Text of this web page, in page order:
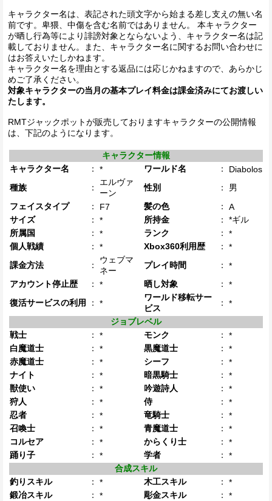
キャラクター名は、表記された頭文字から始まる差し支えの無い名
前です。卑猥、中傷を含む名前ではありません。 本キャラクター
が晒し行為等により誹謗対象とならないよう、キャラクター名は記
載しておりません。また、キャラクター名に関するお問い合わせに
はお答えいたしかねます。
キャラクター名を理由とする返品には応じかねますので、あらかじ
めご了承ください。
対象キャラクターの当月の基本プレイ料金は課金済みにてお渡しい
たします。
RMTジャックポットが販売しておりますキャラクターの公開情報
は、下記のようになります。
キャラクター情報
キャラクター名
： * ワールド名 ：
Diabolos
種族
：
エルヴァ
ーン
性別 ：
男
フェイスタイプ
： F7 髪の色 ：
A
サイズ
： * 所持金 ：
*ギル
所属国
： * ランク ：
*
個人戦績
： * Xbox360利用歴 ：
*
課金方法
：
ウェブマ
ネー
プレイ時間 ：
*
アカウント停止歴
： * 晒し対象 ：
*
復活サービスの利用
： *
ワールド移転サー
ビス
：
*
ジョブレベル
戦士
： * モンク ：
*
白魔道士
： * 黒魔道士 ：
*
赤魔道士
： * シーフ ：
*
ナイト
： * 暗黒騎士 ：
*
獣使い
： * 吟遊詩人 ：
*
狩人
： * 侍 ：
*
忍者
： * 竜騎士 ：
*
召喚士
： * 青魔道士 ：
*
コルセア
： * からくり士 ：
*
踊り子
： * 学者 ：
*
合成スキル
釣りスキル
： * 木工スキル ：
*
鍛冶スキル
： * 彫金スキル ：
*